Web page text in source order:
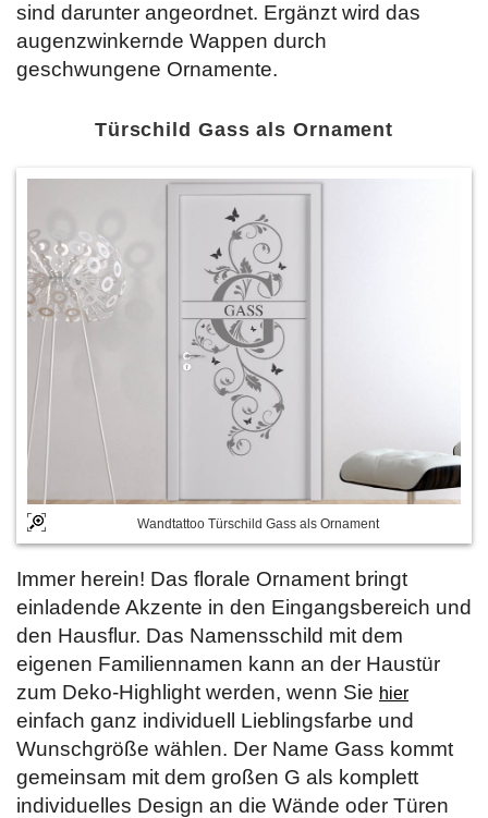
sind darunter angeordnet. Ergänzt wird das
augenzwinkernde Wappen durch
geschwungene Ornamente.
Türschild Gass als Ornament
Wandtattoo Türschild Gass als Ornament
Immer herein! Das florale Ornament bringt
einladende Akzente in den Eingangsbereich und
den Hausflur. Das Namensschild mit dem
eigenen Familiennamen kann an der Haustür
zum Deko-Highlight werden, wenn Sie hier
einfach ganz individuell Lieblingsfarbe und
Wunschgröße wählen. Der Name Gass kommt
gemeinsam mit dem großen G als komplett
individuelles Design an die Wände oder Türen